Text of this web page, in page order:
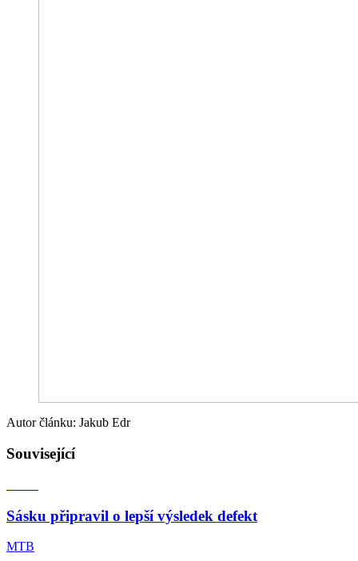
Autor článku: Jakub Edr
Související
Sásku připravil o lepší výsledek defekt
MTB